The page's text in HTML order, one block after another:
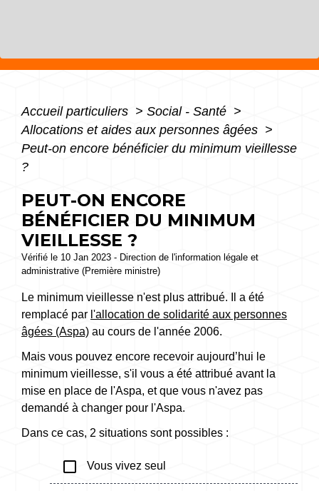
Accueil particuliers > Social - Santé >
Allocations et aides aux personnes âgées >
Peut-on encore bénéficier du minimum vieillesse
?
PEUT-ON ENCORE
BÉNÉFICIER DU MINIMUM
VIEILLESSE ?
Vérifié le 10 Jan 2023 - Direction de l'information légale et
administrative (Première ministre)
Le minimum vieillesse n'est plus attribué. Il a été
remplacé par l'allocation de solidarité aux personnes
âgées (Aspa) au cours de l'année 2006.
Mais vous pouvez encore recevoir aujourd’hui le
minimum vieillesse, s'il vous a été attribué avant la
mise en place de l'Aspa, et que vous n'avez pas
demandé à changer pour l'Aspa.
Dans ce cas, 2 situations sont possibles :
check_box_outline_blank Vous vivez seul